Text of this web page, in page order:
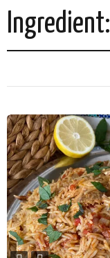
Ingredient: